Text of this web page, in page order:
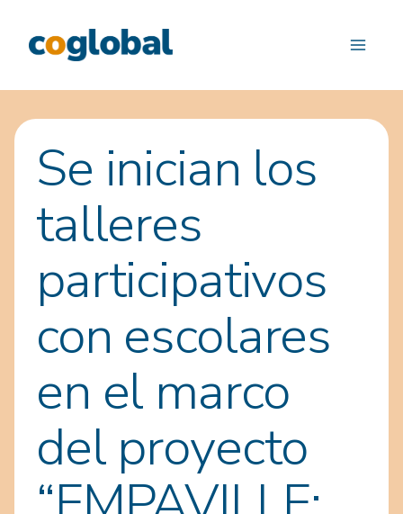
contenido
Se inician los
talleres
participativos
con escolares
en el marco
del proyecto